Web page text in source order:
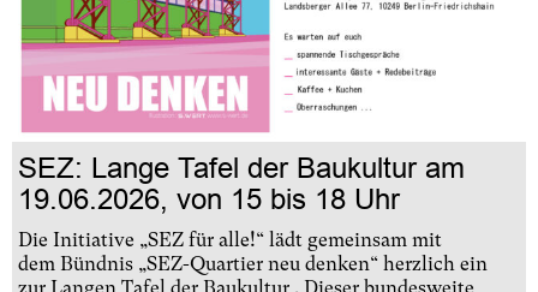
SEZ: Lange Tafel der Baukultur am
19.06.2026, von 15 bis 18 Uhr
Die Initiative „SEZ für alle!“ lädt gemeinsam mit
dem Bündnis „SEZ-Quartier neu denken“ herzlich ein